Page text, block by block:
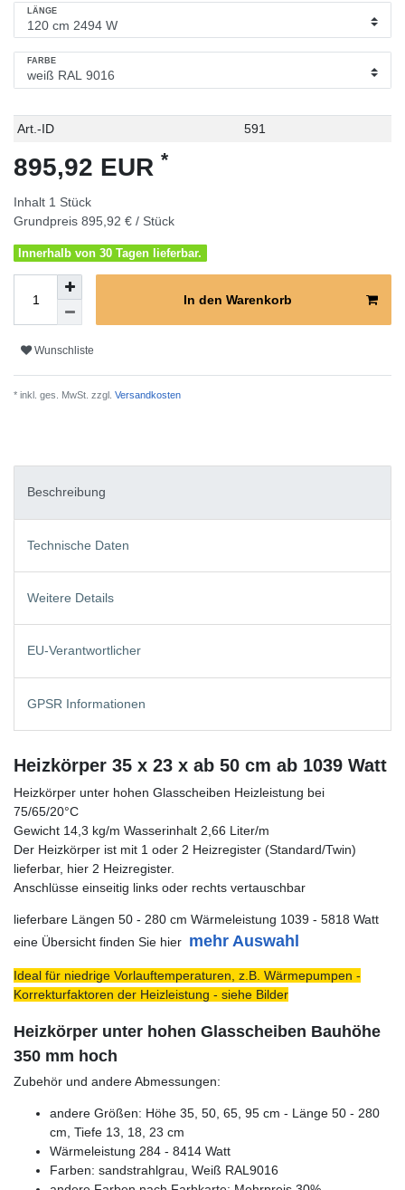
LÄNGE
FARBE
Technisches
Wert
Art.-ID 591
895,92 EUR *
Inhalt 1 Stück
Grundpreis 895,92 € / Stück
Innerhalb von 30 Tagen lieferbar.
In den Warenkorb
Wunschliste
* inkl. ges. MwSt. zzgl. Versandkosten
Beschreibung
Technische Daten
Weitere Details
EU-Verantwortlicher
GPSR Informationen
Heizkörper 35 x 23 x ab 50 cm ab 1039 Watt
Heizkörper unter hohen Glasscheiben Heizleistung bei
75/65/20°C
Gewicht 14,3 kg/m Wasserinhalt 2,66 Liter/m
Der Heizkörper ist mit 1 oder 2 Heizregister (Standard/Twin)
lieferbar, hier 2 Heizregister.
Anschlüsse einseitig links oder rechts vertauschbar
lieferbare Längen 50 - 280 cm Wärmeleistung 1039 - 5818 Watt
eine Übersicht finden Sie hier mehr Auswahl
Ideal für niedrige Vorlauftemperaturen, z.B. Wärmepumpen -
Korrekturfaktoren der Heizleistung - siehe Bilder
Heizkörper unter hohen Glasscheiben Bauhöhe
350 mm hoch
Zubehör und andere Abmessungen:
andere Größen: Höhe 35, 50, 65, 95 cm - Länge 50 - 280
cm, Tiefe 13, 18, 23 cm
Wärmeleistung 284 - 8414 Watt
Farben: sandstrahlgrau, Weiß RAL9016